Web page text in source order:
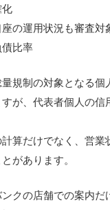
化
の運用状況も審査対
債比率
規制の対象となる個
が、代表者個人の信
算だけでなく、営業
があります。
クの店舗での案内だ